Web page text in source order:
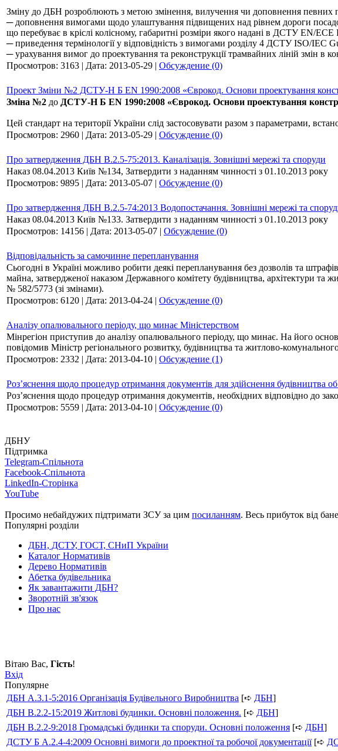
Зміну до ДБН розроблюють з метою змінення, вилучення чи доповнення
─ доповнення вимогами щодо улаштування підвищених над рівнем дороги
що перебуває в кріслі колісному, габаритні розміри якого надані в ДСТУ EN/ECE
─ приведення термінології у відповідність з вимогами розділу 4 ДСТУ ISO/IEC
─ урахування вимог до проектування та реконструкції трамвайних ліній змін в
Просмотров: 3163 | Дата: 2013-05-29 | Обсуждение (0)
Проект Зміни №2 ДСТУ-Н Б EN 1990:2008 «Єврокод. Основи проектування
Зміна №2 до ДСТУ-Н Б EN 1990:2008 «Єврокод. Основи проектування
Цей стандарт на території України слід застосовувати разом з параметрами,
Просмотров: 2960 | Дата: 2013-05-29 | Обсуждение (0)
Про затвердження ДБН В.2.5-75:2013. Каналізація. Зовнішні мережі та споруди
Наказ 08.04.2013 Київ №134, Затвердити з наданням чинності з 01.10.2013 року
Просмотров: 9895 | Дата: 2013-05-07 | Обсуждение (0)
Про затвердження ДБН В.2.5-74:2013 Водопостачання. Зовнішні мережі та
Наказ 08.04.2013 Київ №133. Затвердити з наданням чинності з 01.10.2013 року
Просмотров: 14156 | Дата: 2013-05-07 | Обсуждение (0)
Відповідальність за самочинне перепланування
Сьогодні в Україні можливо робити деякі перепланування без дозволів та
майна, затвердженої наказом Державного комітету будівництва, архітектури та
№ 582/5773 (зі змінами).
Просмотров: 6120 | Дата: 2013-04-24 | Обсуждение (0)
Аналізу опалювального періоду, що минає Міністерством
Мінрегіон приступив до аналізу опалювального періоду, що минає. На його
повідомив Міністр регіонального розвитку, будівництва та житлово-
Просмотров: 2332 | Дата: 2013-04-10 | Обсуждение (1)
Роз’яснення щодо процедур отримання документів для здійснення будівництва
Роз’яснення щодо процедур отримання документів, необхідних відповідно до
Просмотров: 5559 | Дата: 2013-04-10 | Обсуждение (0)
ДБНУ
Підтримка
Telegram-Спільнота
Facebook-Спільнота
LinkedIn-Сторінка
YouTube
Просимо небайдужих підтримати ЗСУ за цим посиланням. Весь прибуток від
Популярні розділи
ДБН, ДСТУ, ГОСТ, СНиП України
Каталог Нормативів
Дерево Нормативів
Абетка будівельника
Як завантажити ДБН?
Зворотній зв'язок
Про нас
Вітаю Вас, Гість!
Вхід
Популярне
ДБН А.3.1-5:2016 Організація Будівельного Виробництва [➪ ДБН]
ДБН В.2.2-15:2019 Житлові будинки. Основні положення. [➪ ДБН]
ДБН В.2.2-9:2018 Громадські будинки та споруди. Основні положення [➪ ДБН]
ДСТУ Б А.2.4-4:2009 Основні вимоги до проектної та робочої документації[➪